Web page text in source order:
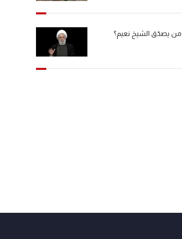
من يصدّق الشيخ نعيم؟